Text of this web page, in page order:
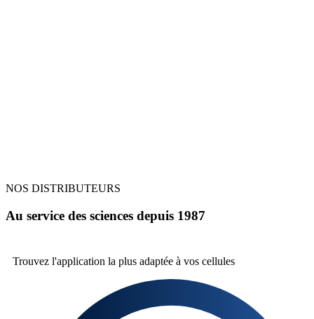
NOS DISTRIBUTEURS
Au service des sciences depuis 1987
Trouvez l'application la plus adaptée à vos cellules